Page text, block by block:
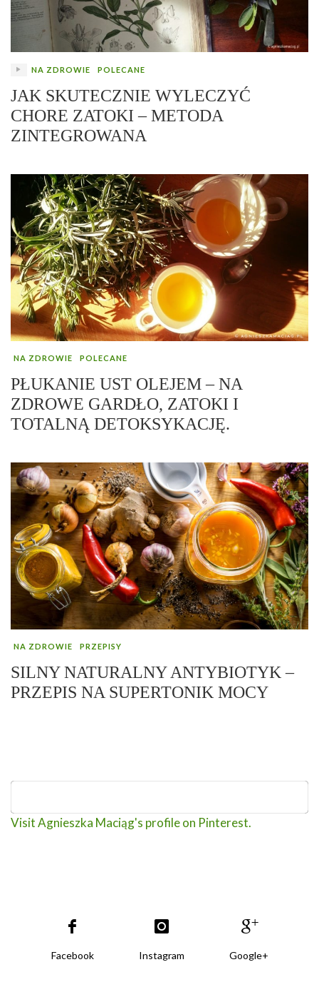
NA ZDROWIE POLECANE
JAK SKUTECZNIE WYLECZYĆ
CHORE ZATOKI – METODA
ZINTEGROWANA
NA ZDROWIE POLECANE
PŁUKANIE UST OLEJEM – NA
ZDROWE GARDŁO, ZATOKI I
TOTALNĄ DETOKSYKACJĘ.
NA ZDROWIE PRZEPISY
SILNY NATURALNY ANTYBIOTYK –
PRZEPIS NA SUPERTONIK MOCY
Visit Agnieszka Maciąg's profile on Pinterest.
Facebook Instagram Google+